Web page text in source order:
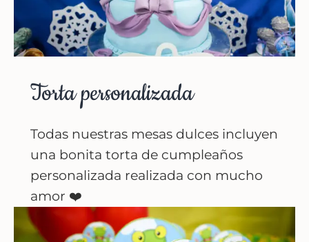
Torta personalizada
Todas nuestras mesas dulces incluyen
una bonita torta de cumpleaños
personalizada realizada con mucho
amor ❤️